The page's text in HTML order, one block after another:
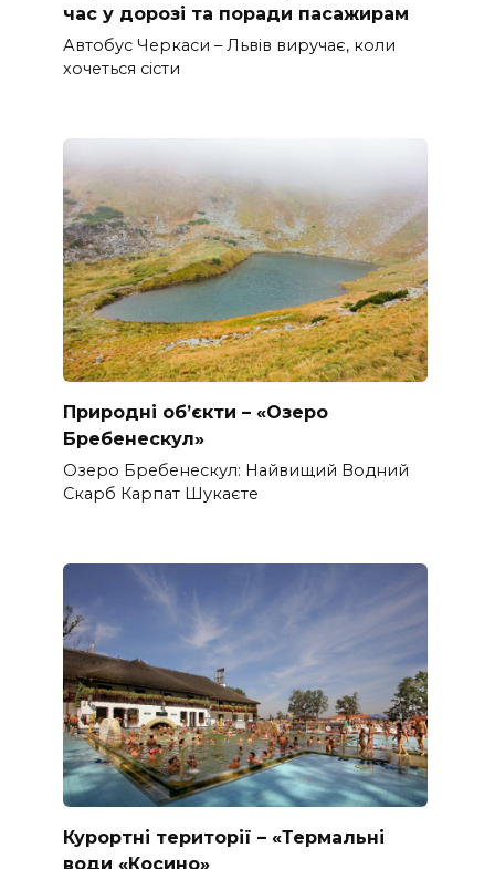
час у дорозі та поради пасажирам
Автобус Черкаси – Львів виручає, коли
хочеться сісти
Природні об’єкти – «Озеро
Бребенескул»
Озеро Бребенескул: Найвищий Водний
Скарб Карпат Шукаєте
Курортні території – «Термальні
води «Косино»